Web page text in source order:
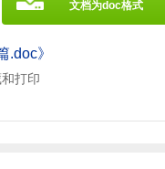
.doc》
打印
文档为doc格式